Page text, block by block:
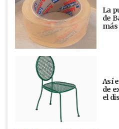
La
de
Así
de
el